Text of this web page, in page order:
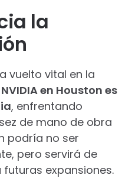
la
vuelto vital en la
en Houston es
, enfrentando
de mano de obra
podría no ser
pero servirá de
expansiones.